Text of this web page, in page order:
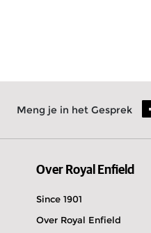
Meng je in het Gesprek
Over Royal Enfield
Since 1901
Over Royal Enfield